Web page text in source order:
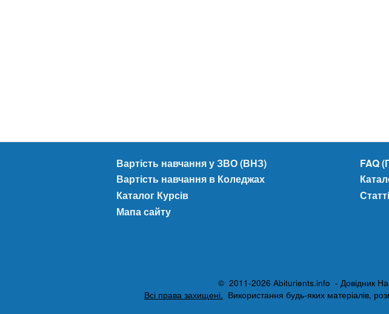
Вартість навчання у ЗВО (ВНЗ)
Вартість навчання в Коледжах
Каталог Курсів
Мапа сайту
FAQ
Статті
© 2011-2026 Abiturients.info - Довідник
Всі права захищені. Використання будь-яких матеріалів,